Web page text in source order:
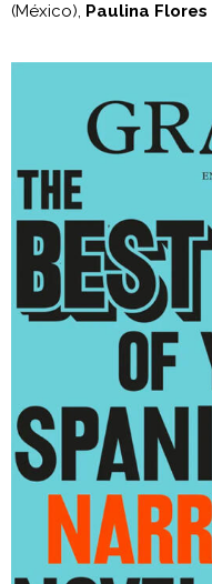
(México), Paulina Flores